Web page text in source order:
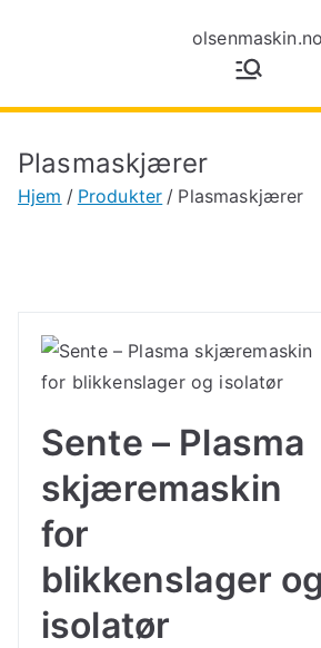
Plasmaskjærer
Hjem Produkter Plasmaskjærer
Sente – Plasma
skjæremaskin
for
blikkenslager og
isolatør